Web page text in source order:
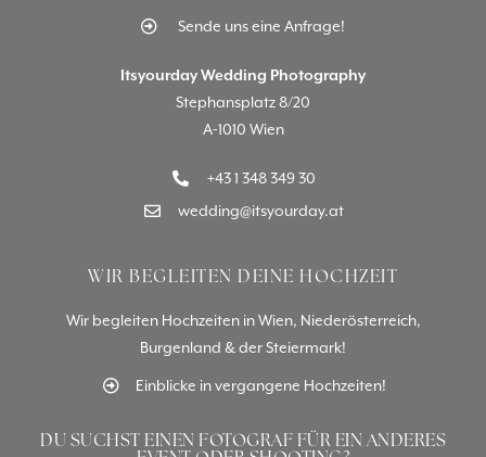
Sende uns eine Anfrage!
Itsyourday Wedding Photography
Stephansplatz 8/20
A-1010 Wien
+43 1 348 349 30
wedding@itsyourday.at
WIR BEGLEITEN DEINE HOCHZEIT
Wir begleiten Hochzeiten in Wien, Niederösterreich,
Burgenland & der Steiermark!
Einblicke in vergangene Hochzeiten!
DU SUCHST EINEN FOTOGRAF FÜR EIN ANDERES